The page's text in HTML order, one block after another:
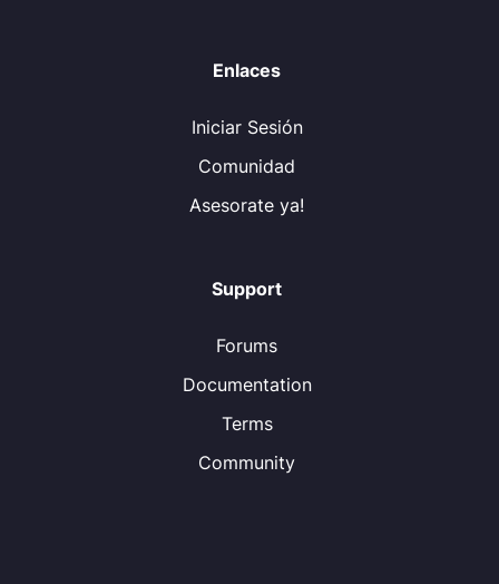
Enlaces
Iniciar Sesión
Comunidad
Asesorate ya!
Support
Forums
Documentation
Terms
Community